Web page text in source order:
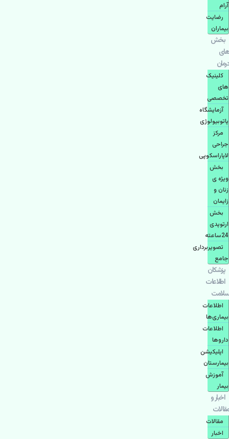
آرام
رضایت
بیماران
بخش
های
درمان
کلینیک
های
تخصصی
آزمایشگاه
پاتوبیولوژی
مرکز
جراحی
لاپاراسکوپی
بخش
ویژه ی
زنان و
زایمان
بخش
ارتوپدی
24ساعته
تصویربرداری
جامع
پزشكان
اطلاعات
سلامت
اطلاعات
بیماری‌ها
اطلاعات
دارو‌ها
اپليكيشن
بيمارستان
آموزش
بیمار
اخبار و
مقالات
مقالات
اخبار